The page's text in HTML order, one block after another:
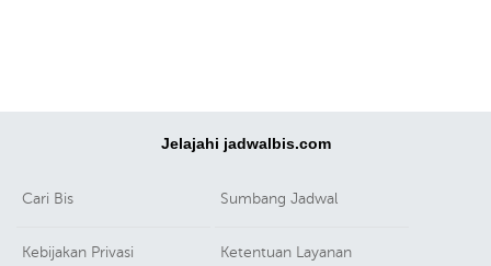
Jelajahi jadwalbis.com
Cari Bis Sumbang Jadwal
Kebijakan Privasi Ketentuan Layanan